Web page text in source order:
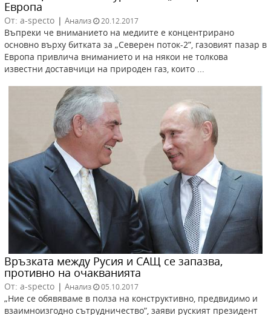
Европа
От: a-specto | Анализ 20.12.2017
Въпреки че вниманието на медиите e концентрирано
основно върху битката за „Северен поток-2”, газовият пазар в
Европа привлича вниманието и на някои не толкова
известни доставчици на природен газ, които ...
Връзката между Русия и САЩ се запазва,
противно на очакванията
От: a-specto | Анализ 05.10.2017
„Ние се обявяваме в полза на конструктивно, предвидимо и
взаимноизгодно сътрудничество”, заяви руският президент